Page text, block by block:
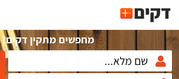
מחפשים מתקין דקים?